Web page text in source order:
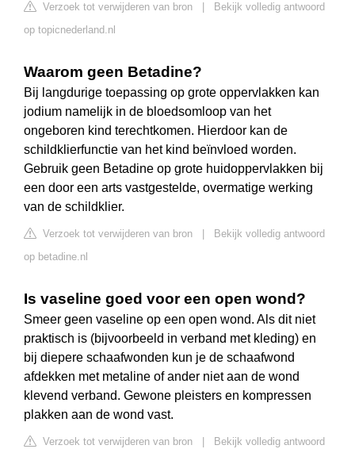
Verzoek tot verwijderen van bron
Bekijk volledig antwoord
op topicnederland.nl
Waarom geen Betadine?
Bij langdurige toepassing op grote oppervlakken kan
jodium namelijk in de bloedsomloop van het
ongeboren kind terechtkomen. Hierdoor kan de
schildklierfunctie van het kind beïnvloed worden.
Gebruik geen Betadine op grote huidoppervlakken bij
een door een arts vastgestelde, overmatige werking
van de schildklier.
Verzoek tot verwijderen van bron
Bekijk volledig antwoord
op betadine.nl
Is vaseline goed voor een open wond?
Smeer geen vaseline op een open wond. Als dit niet
praktisch is (bijvoorbeeld in verband met kleding) en
bij diepere schaafwonden kun je de schaafwond
afdekken met metaline of ander niet aan de wond
klevend verband. Gewone pleisters en kompressen
plakken aan de wond vast.
Verzoek tot verwijderen van bron
Bekijk volledig antwoord